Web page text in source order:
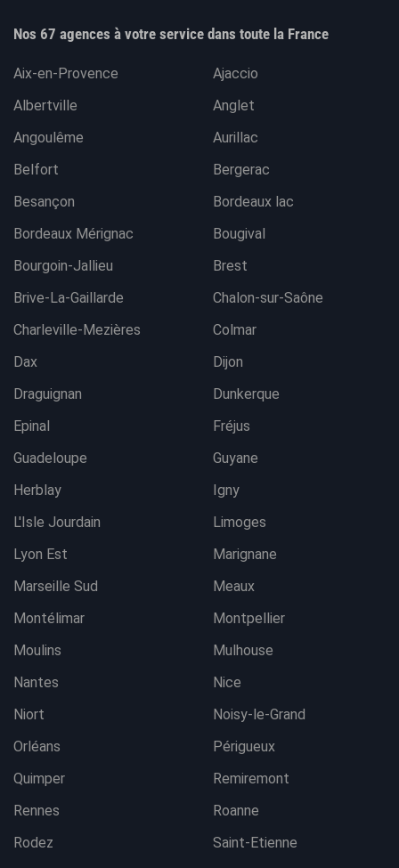
Nos 67 agences à votre service dans toute la France
Aix-en-Provence
Ajaccio
Albertville
Anglet
Angoulême
Aurillac
Belfort
Bergerac
Besançon
Bordeaux lac
Bordeaux Mérignac
Bougival
Bourgoin-Jallieu
Brest
Brive-La-Gaillarde
Chalon-sur-Saône
Charleville-Mezières
Colmar
Dax
Dijon
Draguignan
Dunkerque
Epinal
Fréjus
Guadeloupe
Guyane
Herblay
Igny
L'Isle Jourdain
Limoges
Lyon Est
Marignane
Marseille Sud
Meaux
Montélimar
Montpellier
Moulins
Mulhouse
Nantes
Nice
Niort
Noisy-le-Grand
Orléans
Périgueux
Quimper
Remiremont
Rennes
Roanne
Rodez
Saint-Etienne